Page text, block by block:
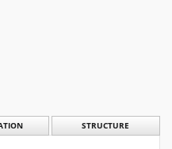
STRUCTURE